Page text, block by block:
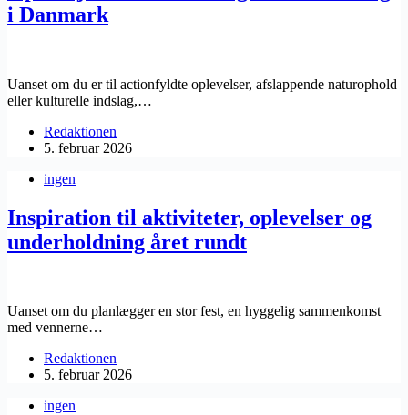
i Danmark
Uanset om du er til actionfyldte oplevelser, afslappende naturophold
eller kulturelle indslag,…
Redaktionen
5. februar 2026
ingen
Inspiration til aktiviteter, oplevelser og
underholdning året rundt
Uanset om du planlægger en stor fest, en hyggelig sammenkomst
med vennerne…
Redaktionen
5. februar 2026
ingen